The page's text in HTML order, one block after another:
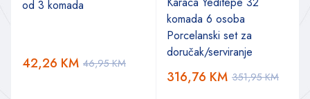
od 3 komada
46,95KM
42,26 KM
komada 6 osoba
Porcelanski set za
doručak/serviranje
351,95KM
316,76 KM